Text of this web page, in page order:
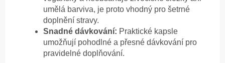
umělá barviva, je proto vhodný pro šetrné
doplnění stravy.
Snadné dávkování: Praktické kapsle
umožňují pohodlné a přesné dávkování pro
pravidelné doplňování.